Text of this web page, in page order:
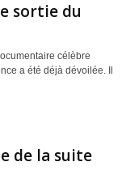
sortie du
célèbre
a été déjà dévoilée. Il
de la suite